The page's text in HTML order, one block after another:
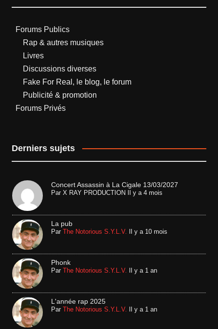
Forums Publics
Rap & autres musiques
Livres
Discussions diverses
Fake For Real, le blog, le forum
Publicité & promotion
Forums Privés
Derniers sujets
Concert Assassin à La Cigale 13/03/2027
Par X RAY PRODUCTION Il y a 4 mois
La pub
Par The Notorious S.Y.L.V. Il y a 10 mois
Phonk
Par The Notorious S.Y.L.V. Il y a 1 an
L'année rap 2025
Par The Notorious S.Y.L.V. Il y a 1 an